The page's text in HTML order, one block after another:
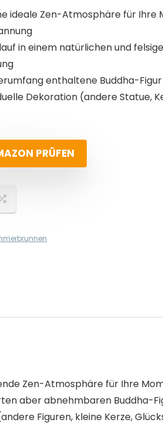
ideale Zen-Atmosphäre für Ihre
in einem natürlichen und
enthaltene Buddha-
Dekoration (andere Statue,
PRÜFEN
Zen-Atmosphäre für Ihre
aber abnehmbaren Buddha-
Figuren, kleine Kerze,